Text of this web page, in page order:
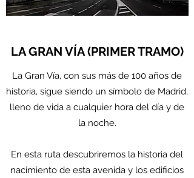
LA GRAN VÍA (PRIMER TRAMO)
La Gran Vía, con sus más de 100 años de
historia, sigue siendo un símbolo de Madrid,
lleno de vida a cualquier hora del día y de
la noche.
En esta ruta descubriremos la historia del
nacimiento de esta avenida y los edificios